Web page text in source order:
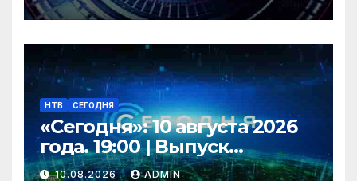
НТВ СЕГОДНЯ
«Сегодня»: 10 августа 2026
года. 19:00 | Выпуск
новостей | Новости НТВ
10.08.2026 ADMIN